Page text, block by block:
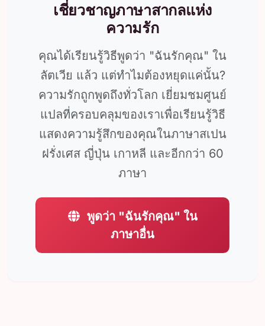
เชี่ยวชาญภาษาสากลแห่ง
ความรัก
คุณได้เรียนรู้วิธีพูดว่า "ฉันรักคุณ" ใน
ลัตเวีย แล้ว แต่ทำไมต้องหยุดแค่นั้น?
ความรักถูกพูดถึงทั่วโลก เยี่ยมชมศูนย์
แปลที่ครอบคลุมของเราเพื่อเรียนรู้วิธี
แสดงความรู้สึกของคุณในภาษาสเปน
ฝรั่งเศส ญี่ปุ่น เกาหลี และอีกกว่า 60
ภาษา
พูดว่า "ฉันรักคุณ" ใน
ภาษาอื่น